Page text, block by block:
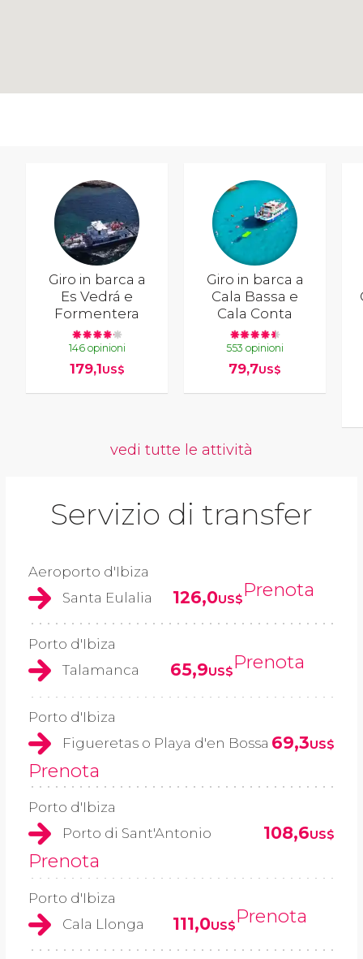
Giro in barca a
Es Vedrá e
Formentera
146 opinioni
179,1US$
Giro in barca a
Cala Bassa e
Cala Conta
553 opinioni
79,7US$
vedi tutte le attività
Servizio di transfer
Aeroporto d'Ibiza
Santa Eulalia
126,0US$Prenota
Porto d'Ibiza
Talamanca
65,9US$Prenota
Porto d'Ibiza
Figueretas o Playa d'en Bossa 69,3US$
Prenota
Porto d'Ibiza
Porto di Sant'Antonio
108,6US$
Prenota
Porto d'Ibiza
Cala Llonga
111,0US$Prenota